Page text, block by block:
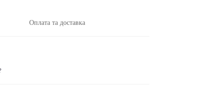
Оплата та доставка